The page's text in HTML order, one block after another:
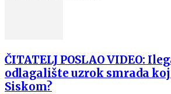
ČITATELJ POSLAO VIDEO:
odlagalište uzrok smrada
Siskom?